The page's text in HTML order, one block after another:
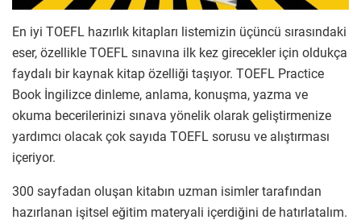
En iyi TOEFL hazırlık kitapları listemizin üçüncü sırasındaki
eser, özellikle TOEFL sınavına ilk kez girecekler için oldukça
faydalı bir kaynak kitap özelliği taşıyor. TOEFL Practice
Book İngilizce dinleme, anlama, konuşma, yazma ve
okuma becerilerinizi sınava yönelik olarak geliştirmenize
yardımcı olacak çok sayıda TOEFL sorusu ve alıştırması
içeriyor.
300 sayfadan oluşan kitabın uzman isimler tarafından
hazırlanan işitsel eğitim materyali içerdiğini de hatırlatalım.